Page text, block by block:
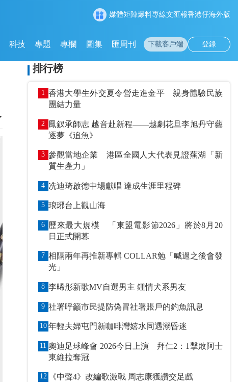
媒體矩陣爆料專線文匯報香港仔海外版
科技 專題 專欄 圖集 匯周刊 下載客戶端 登錄
排行榜
1 香港大學生外交夏令營走進金平 親身體驗民族
團結力量
2 鳳釵承師志 越音赴新程——越劇花旦李旭丹守藝
逐夢《追魚》
3 參觀當地企業 港區全國人大代表見證蕪湖「新
質生產力」
4 冼迪琦啟德中場獻唱 達成生涯里程碑
5 琅琊台上觀山海
6 歷來最大規模 「東盟電影節2026」將於8月20
日正式開幕
7 相隔兩年再推新專輯 COLLAR勉「喊過之後會發
光」
8 李晞彤新歌MV自選男主 鍾情犬系男友
9 社署呼籲市民提防偽冒社署賬戶的釣魚訊息
10 年輕夫婦屯門新咖啡灣嬉水同遇溺昏迷
11 奧迪足球峰會 2026今日上演 拜仁2：1擊敗阿士
東維拉奪冠
12 《中聲4》改編歌激戰 周志康獲讚交足戲